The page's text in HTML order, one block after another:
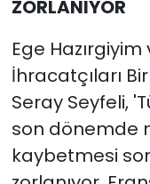
ZORLANIYOR
Ege
İhracatçıları
Seray Seyfeli,
son dönemde
kaybetmesi